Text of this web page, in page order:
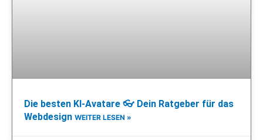
Die besten KI-Avatare 👓 Dein Ratgeber für das
Webdesign WEITER LESEN »